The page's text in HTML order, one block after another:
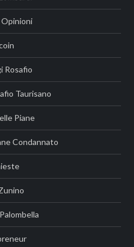
Rosafio
Taurisano
Piane
Condannato